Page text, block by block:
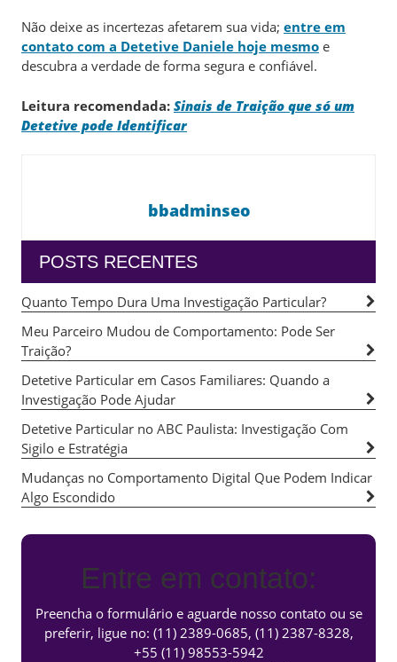
Não deixe as incertezas afetarem sua vida; entre em
contato com a Detetive Daniele hoje mesmo e
descubra a verdade de forma segura e confiável.
Leitura recomendada: Sinais de Traição que só um
Detetive pode Identificar
bbadminseo
POSTS RECENTES
Quanto Tempo Dura Uma Investigação Particular?
Meu Parceiro Mudou de Comportamento: Pode Ser
Traição?
Detetive Particular em Casos Familiares: Quando a
Investigação Pode Ajudar
Detetive Particular no ABC Paulista: Investigação Com
Sigilo e Estratégia
Mudanças no Comportamento Digital Que Podem Indicar
Algo Escondido
Entre em contato:
Preencha o formulário e aguarde nosso contato ou se
preferir, ligue no: (11) 2389-0685, (11) 2387-8328,
+55 (11) 98553-5942